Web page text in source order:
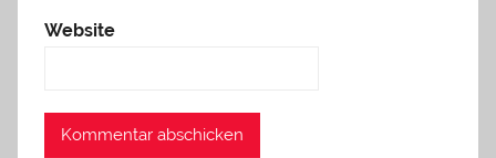
Website